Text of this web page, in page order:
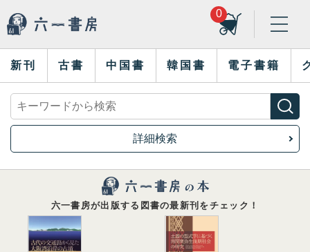
0
新刊 古書 中国書 韓国書 電子書籍
詳細検索
六一書房が出版する図書の最新刊をチェック！